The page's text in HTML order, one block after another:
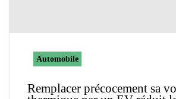
Automobile
Remplacer précocement sa